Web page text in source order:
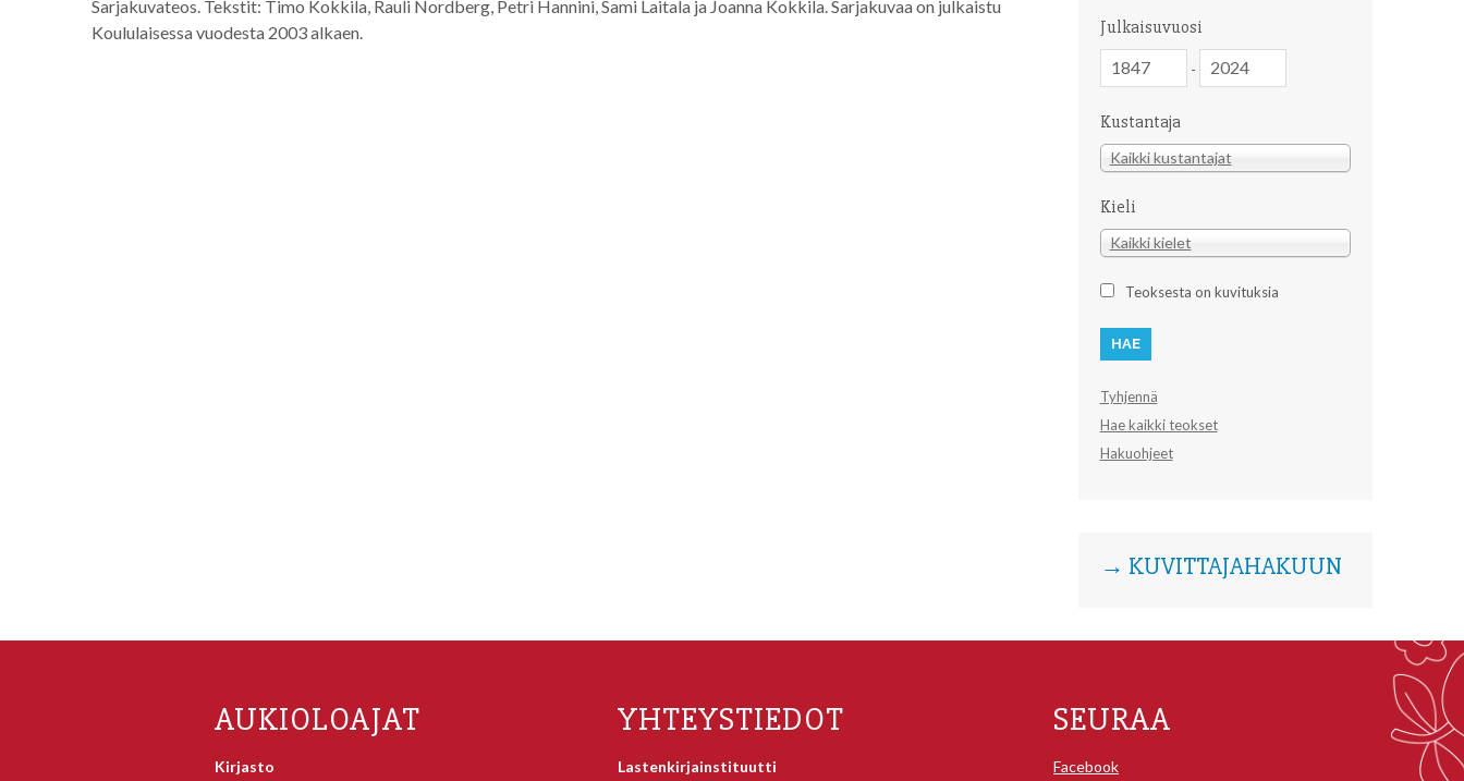
Sarjakuvateos. Tekstit: Timo Kokkila, Rauli Nordberg, Petri Hannini, Sami Laitala ja Joanna Kokkila. Sarjakuvaa on julkaistu
Koululaisessa vuodesta 2003 alkaen.
Julkaisuvuosi
-
Kustantaja
Kustantaja
Kaikki kustantajat
Kieli
Kieli
Kaikki kielet
Teoksesta on kuvituksia
Tyhjennä
Hae kaikki teokset
Hakuohjeet
→ KUVITTAJAHAKUUN
AUKIOLOAJAT
Kirjasto
YHTEYSTIEDOT
Lastenkirjainstituutti
SEURAA
Facebook